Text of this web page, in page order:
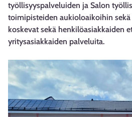
työllisyyspalveluiden ja Salon
toimipisteiden aukioloaikoihin
koskevat sekä henkilöasiakkaiden
yritysasiakkaiden palveluita.